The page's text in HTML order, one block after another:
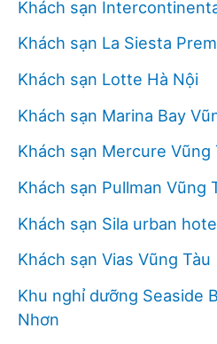
Khách sạn
Khách sạn La Siesta
Khách sạn Lotte Hà Nội
Khách sạn Marina Bay
Khách sạn Mercure Vũng
Khách sạn Pullman Vũng
Khách sạn Sila urban
Khách sạn Vias Vũng Tàu
Khu nghỉ dưỡng Seaside
Nhơn